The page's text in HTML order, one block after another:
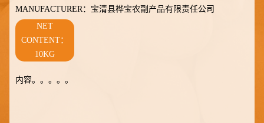
MANUFACTURER： 宝清县桦宝农副产品有限责任公司
NET
CONTENT：
10KG
内容。。。。。